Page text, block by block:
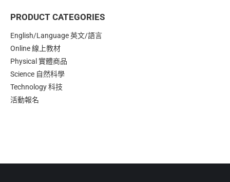
PRODUCT CATEGORIES
English/Language 英文/語言
Online 線上教材
Physical 實體商品
Science 自然科學
Technology 科技
活動報名